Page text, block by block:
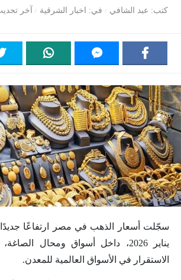
كتب عبد الشافي في اخبار الشرقية آخر
يناير 2026، داخل أسواق ومحال
الاستقرار في الأسواق العالمية للمعدن.